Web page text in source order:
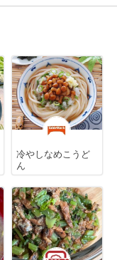
冷やしなめこうど
ん